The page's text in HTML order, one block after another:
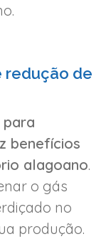
redução de
para
benefícios
alagoano.
o gás
no
produção.